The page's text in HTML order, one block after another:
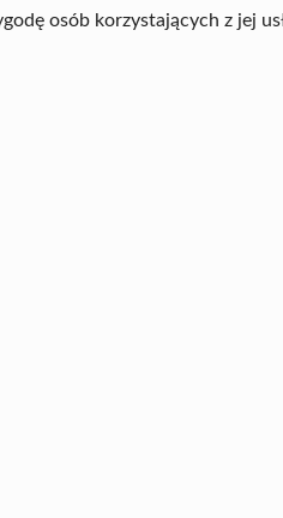
osób korzystających z jej